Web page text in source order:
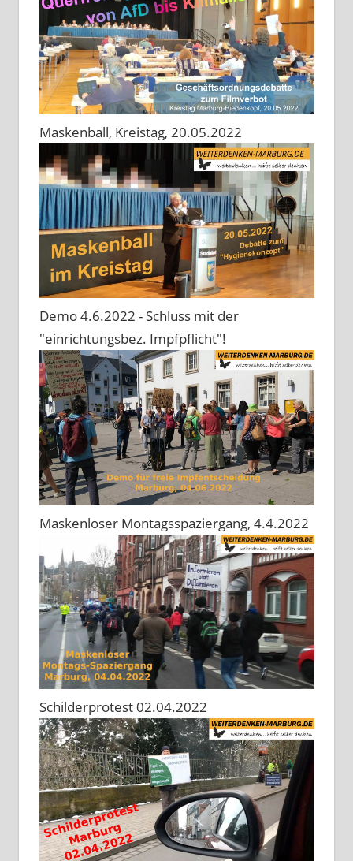
Maskenball, Kreistag, 20.05.2022
Demo 4.6.2022 - Schluss mit der
"einrichtungsbez. Impfpflicht"!
Maskenloser Montagsspaziergang, 4.4.2022
Schilderprotest 02.04.2022